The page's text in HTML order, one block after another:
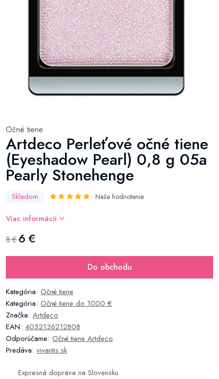
Očné tiene
Artdeco Perleťové očné tiene
(Eyeshadow Pearl) 0,8 g 05a
Pearly Stonehenge
Skladom Naše hodnotenie
Viac informácií
8 € 6 €
Do obchodu
Kategória: Očné tiene
Kategória: Očné tiene do 1000 €
Značka: Artdeco
EAN: 4052136212808
Odporúčame: Očné tiene Artdeco
Predáva: vivantis.sk
Expresná doprava na Slovensku